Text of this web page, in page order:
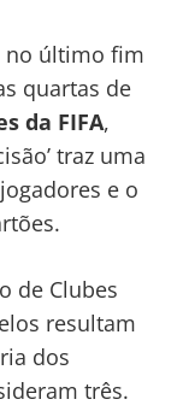
no último fim
quartas de
da FIFA,
traz uma
e o
de Clubes
resultam
dos
três.